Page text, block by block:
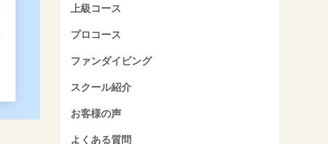
上級コース
プロコース
ファンダイビング
スクール紹介
お客様の声
よくある質問